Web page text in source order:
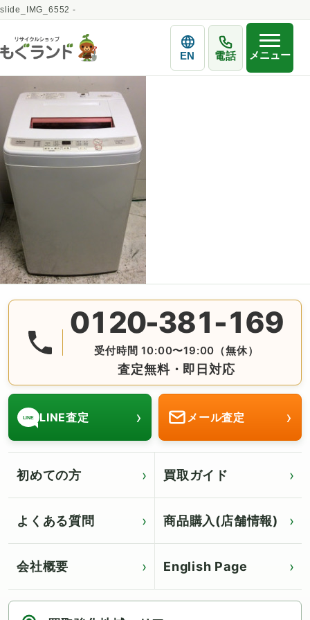
slide_IMG_6552 -
EN 電話 メニュー
0120-381-169
受付時間 10:00〜19:00（無休）
査定無料・即日対応
無料の電話査定・見積もり お問合せは番号をタップ♪
LINE LINE査定 › メール査定 ›
初めての方 買取ガイド
よくある質問 商品購入(店舗情報)
会社概要 English Page
Click for English page